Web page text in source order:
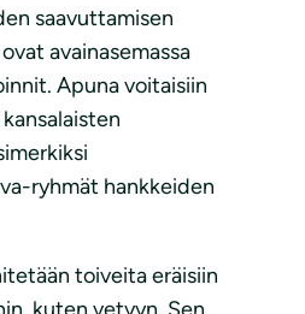
saavuttamisen
avainasemassa
Apuna voitaisiin
ryhmät hankkeiden
toiveita eräisiin